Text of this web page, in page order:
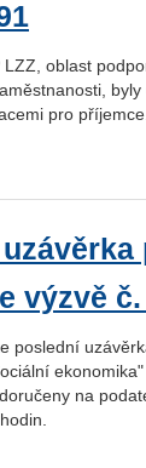
LZZ, oblast
pro příjemce.
výzvě č.
poslední
na